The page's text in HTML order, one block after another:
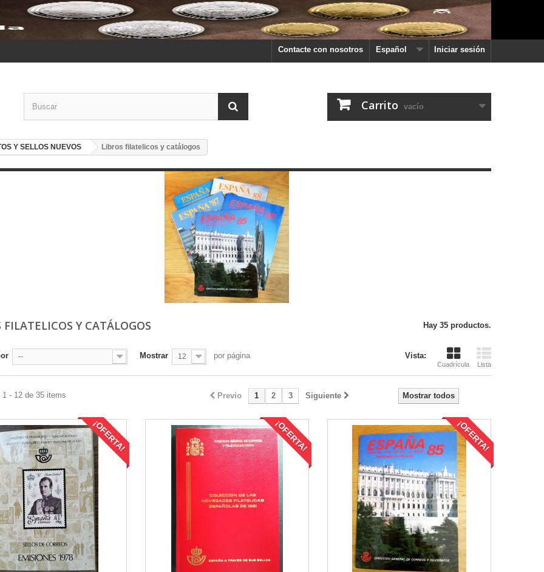
Iniciar sesión
Español
Contacte con nosotros
Carrito vacío
Y SELLOS NUEVOS Libros filatelicos y catálogos
FILATELICOS Y CATÁLOGOS Hay 35 productos.
Vista:
Cuadrícula Lista
-- Mostrar 12 por página
Mostrar todos
Previo 1 2 3 Siguiente
1 - 12 de 35 items
¡OFERTA! ¡OFERTA! ¡OFERTA!